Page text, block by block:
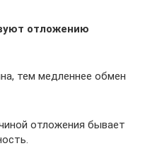
отложению
тем медленнее обмен
отложения бывает